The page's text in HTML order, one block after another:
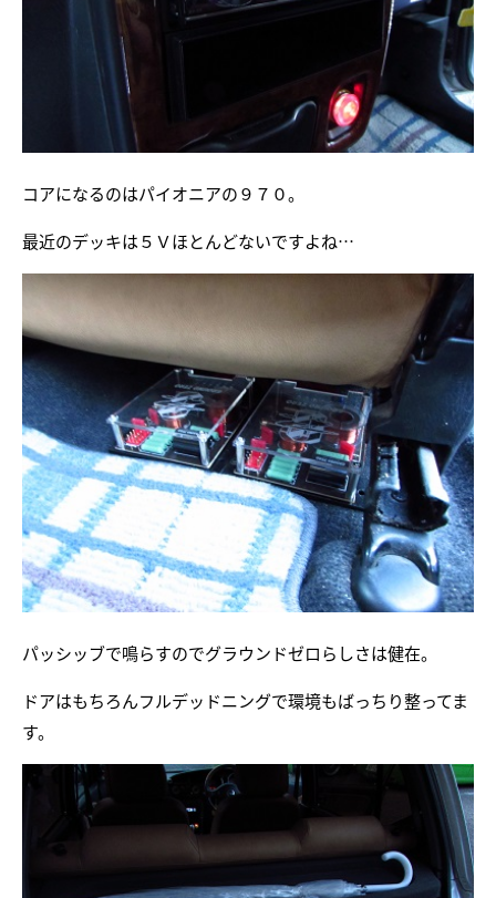
コアになるのはパイオニアの９７０。
最近のデッキは５Ｖほとんどないですよね…
パッシッブで鳴らすのでグラウンドゼロらしさは健在。
ドアはもちろんフルデッドニングで環境もばっちり整ってま
す。